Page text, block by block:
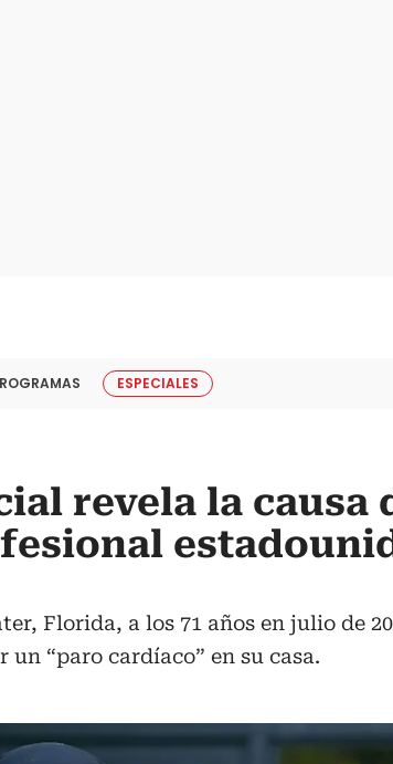
ESPECIALES
revela la causa
Florida, a los 71 años en julio de
un “paro cardíaco” en su casa.